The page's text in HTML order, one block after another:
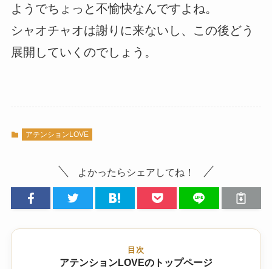
ようでちょっと不愉快なんですよね。
シャオチャオは謝りに来ないし、この後どう
展開していくのでしょう。
アテンションLOVE
よかったらシェアしてね！
目次
アテンションLOVEのトップページ